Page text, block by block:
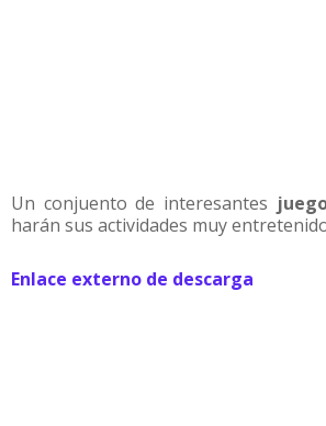
Un conjuento de interesantes
harán sus actividades muy
Enlace externo de descarga